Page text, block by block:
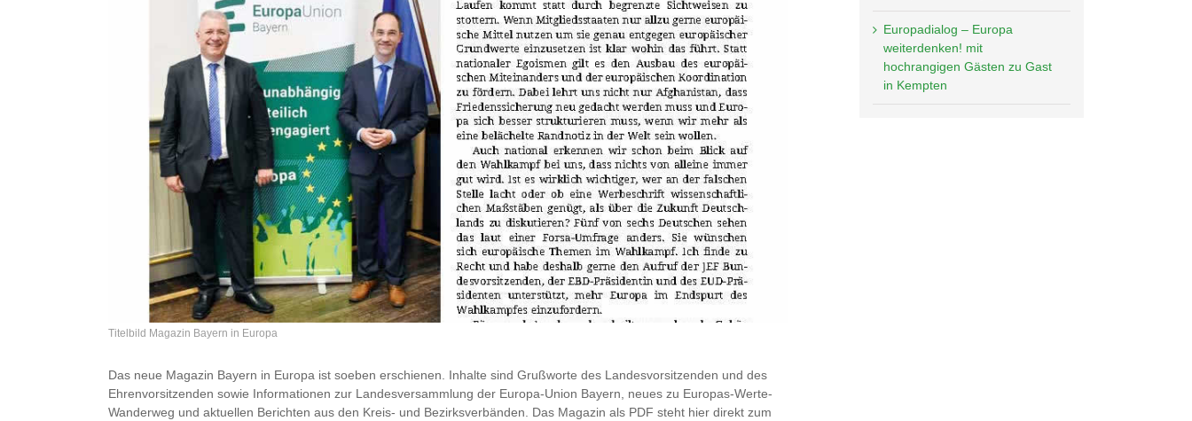
Titelbild Magazin Bayern in Europa
Das neue Magazin Bayern in Europa ist soeben erschienen. Inhalte sind Grußworte des Landesvorsitzenden und des
Ehrenvorsitzenden sowie Informationen zur Landesversammlung der Europa-Union Bayern, neues zu Europas-Werte-
Wanderweg und aktuellen Berichten aus den Kreis- und Bezirksverbänden. Das Magazin als PDF steht hier direkt zum
Europadialog – Europa
weiterdenken! mit
hochrangigen Gästen zu Gast
in Kempten